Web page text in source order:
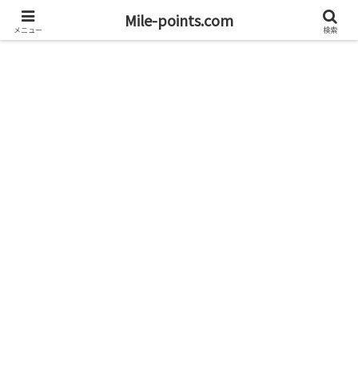
資産1億円を目指すブログと旅
メニュー Mile-points.com 検索